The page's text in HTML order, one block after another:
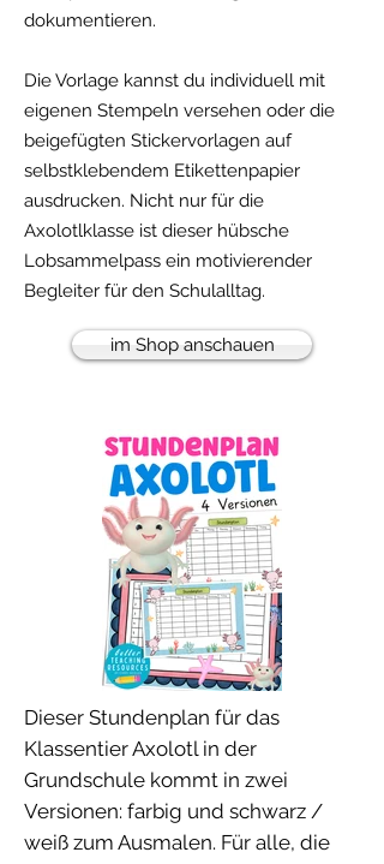
dokumentieren.
Die Vorlage kannst du individuell mit
eigenen Stempeln versehen oder die
beigefügten Stickervorlagen auf
selbstklebendem Etikettenpapier
ausdrucken. Nicht nur für die
Axolotlklasse ist dieser hübsche
Lobsammelpass ein motivierender
Begleiter für den Schulalltag.
im Shop anschauen
Dieser Stundenplan für das
Klassentier Axolotl in der
Grundschule kommt in zwei
Versionen: farbig und schwarz /
weiß zum Ausmalen. Für alle, die